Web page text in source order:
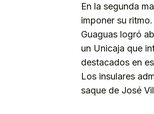
En la segunda
imponer su
Guaguas logró
un Unicaja que
destacados en
Los insulares
saque de José